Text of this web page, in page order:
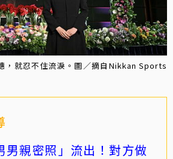
，就忍不住流淚。圖／摘自Nikkan Sports
男親密照」流出！對方做